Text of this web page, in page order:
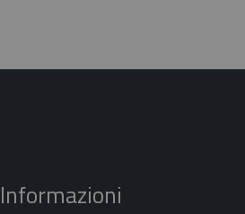
Informazioni